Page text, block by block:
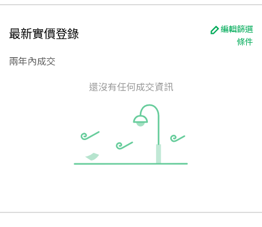
最新實價登錄
編輯篩選
條件
兩年內成交
還沒有任何成交資訊